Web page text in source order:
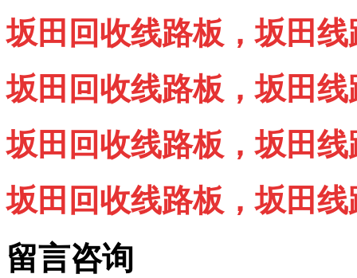
坂田回收线路板，坂田线
坂田回收线路板，坂田线
坂田回收线路板，坂田线
坂田回收线路板，坂田线
留言咨询